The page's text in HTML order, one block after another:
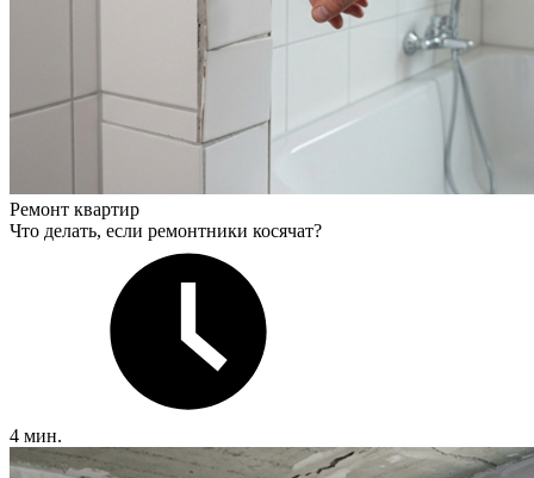
Ремонт квартир
Что делать, если ремонтники косячат?
4 мин.